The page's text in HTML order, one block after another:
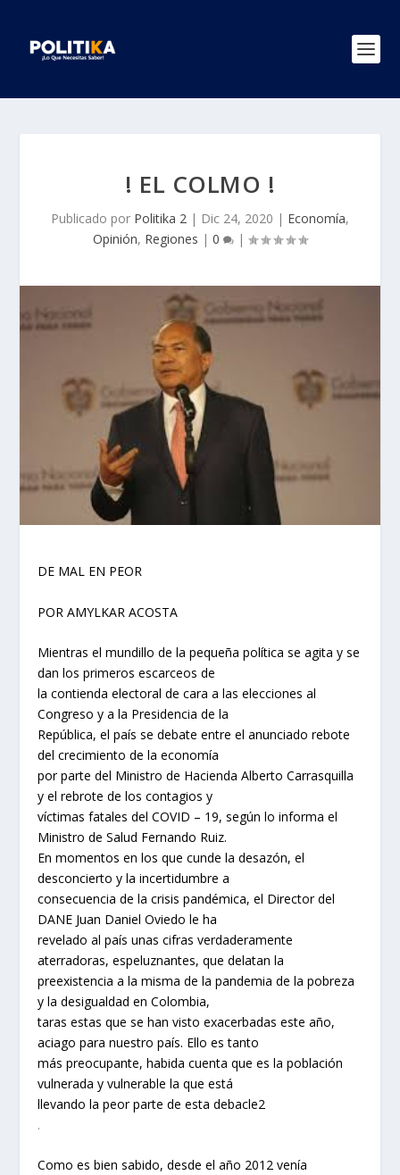
! EL COLMO !
Publicado por Politika 2 | Dic 24, 2020 | Economía,
Opinión, Regiones | 0 |
DE MAL EN PEOR
POR AMYLKAR ACOSTA
Mientras el mundillo de la pequeña política se agita y se
dan los primeros escarceos de
la contienda electoral de cara a las elecciones al
Congreso y a la Presidencia de la
República, el país se debate entre el anunciado rebote
del crecimiento de la economía
por parte del Ministro de Hacienda Alberto Carrasquilla
y el rebrote de los contagios y
víctimas fatales del COVID – 19, según lo informa el
Ministro de Salud Fernando Ruiz.
En momentos en los que cunde la desazón, el
desconcierto y la incertidumbre a
consecuencia de la crisis pandémica, el Director del
DANE Juan Daniel Oviedo le ha
revelado al país unas cifras verdaderamente
aterradoras, espeluznantes, que delatan la
preexistencia a la misma de la pandemia de la pobreza
y la desigualdad en Colombia,
taras estas que se han visto exacerbadas este año,
aciago para nuestro país. Ello es tanto
más preocupante, habida cuenta que es la población
vulnerada y vulnerable la que está
llevando la peor parte de esta debacle2
.
Como es bien sabido, desde el año 2012 venía